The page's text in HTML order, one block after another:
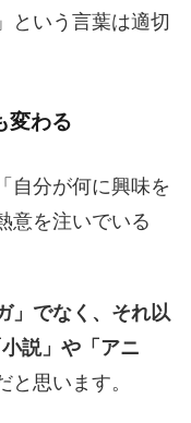
という言葉は適切
変わる
自分が何に興味を
意を注いでいる
」でなく、それ以
説」や「アニ
と思います。